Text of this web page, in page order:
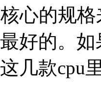
心的规
好的。
几款cpu